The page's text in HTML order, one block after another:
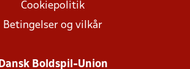
Cookiepolitik
Betingelser og vilkår
Dansk Boldspil-Union